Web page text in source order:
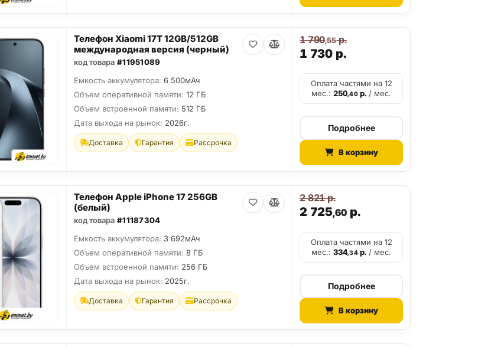
Телефон Xiaomi 17T 12GB/512GB
международная версия (черный)
код товара #11951089
Емкость аккумулятора: 6 500мАч
Объем оперативной памяти: 12 ГБ
Объем встроенной памяти: 512 ГБ
Дата выхода на рынок: 2026г.
Доставка Гарантия Рассрочка
1 730 р.
1 790,55р.
Оплата частями на 12
мес.:250,40р./ мес.
Подробнее
В корзину
Телефон Apple iPhone 17 256GB
(белый)
код товара #11187304
Емкость аккумулятора: 3 692мАч
Объем оперативной памяти: 8 ГБ
Объем встроенной памяти: 256 ГБ
Дата выхода на рынок: 2025г.
Доставка Гарантия Рассрочка
2 725,60 р.
2 821р.
Оплата частями на 12
мес.:334,34р./ мес.
Подробнее
В корзину